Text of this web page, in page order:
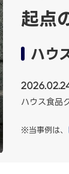
起点
ハウ
ハウス食品
※当事例は、